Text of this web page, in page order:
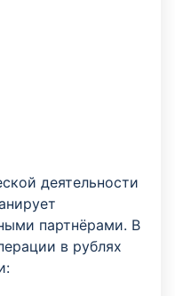
деятельности
партнёрами. В
в рублях